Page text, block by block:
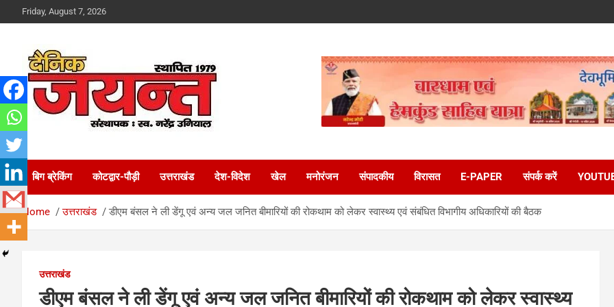
to
Friday, August 7, 2026
Dainik Jayant
बिग ब्रेकिंग कोटद्वार-पौड़ी उत्तराखंड देश-विदेश खेल मनोरंजन संपादकीय विरासत E-PAPER संपर्क करें
Home उत्तराखंड डीएम बंसल ने ली डेंगू एवं अन्य जल जनित बीमारियों की रोकथाम को लेकर स्वास्थ्य एवं संबंधित विभागीय अधिकारियों की बैठक
उत्तराखंड
डीएम बंसल ने ली डेंगू एवं अन्य जल जनित बीमारियों की रोकथाम को लेकर स्वास्थ्य